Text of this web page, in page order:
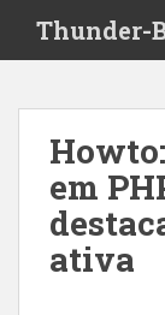
i
Thunder-
em
ativa